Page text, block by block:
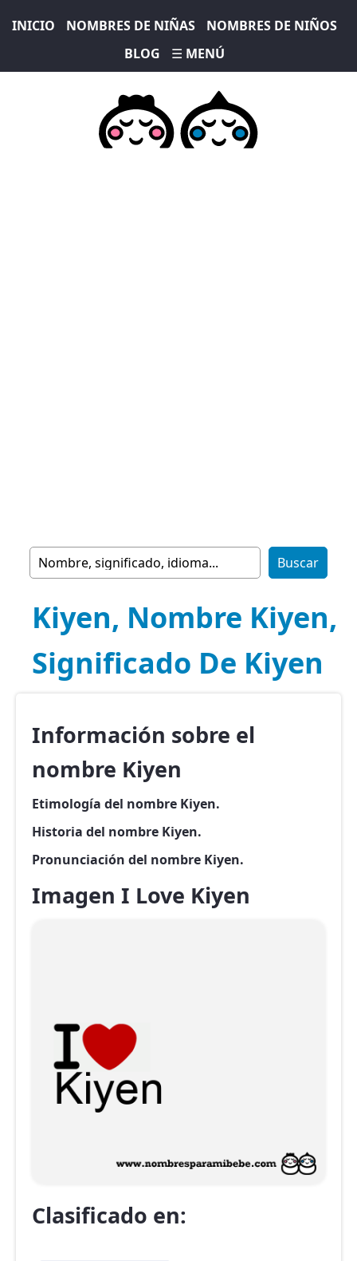
INICIO NOMBRES DE NIÑAS
NOMBRES DE NIÑOS
BLOG
☰ MENÚ
Kiyen, Nombre Kiyen,
Significado De Kiyen
Información sobre el
nombre Kiyen
Etimología del nombre Kiyen.
Historia del nombre Kiyen.
Pronunciación del nombre Kiyen.
Imagen I Love Kiyen
Clasificado en: